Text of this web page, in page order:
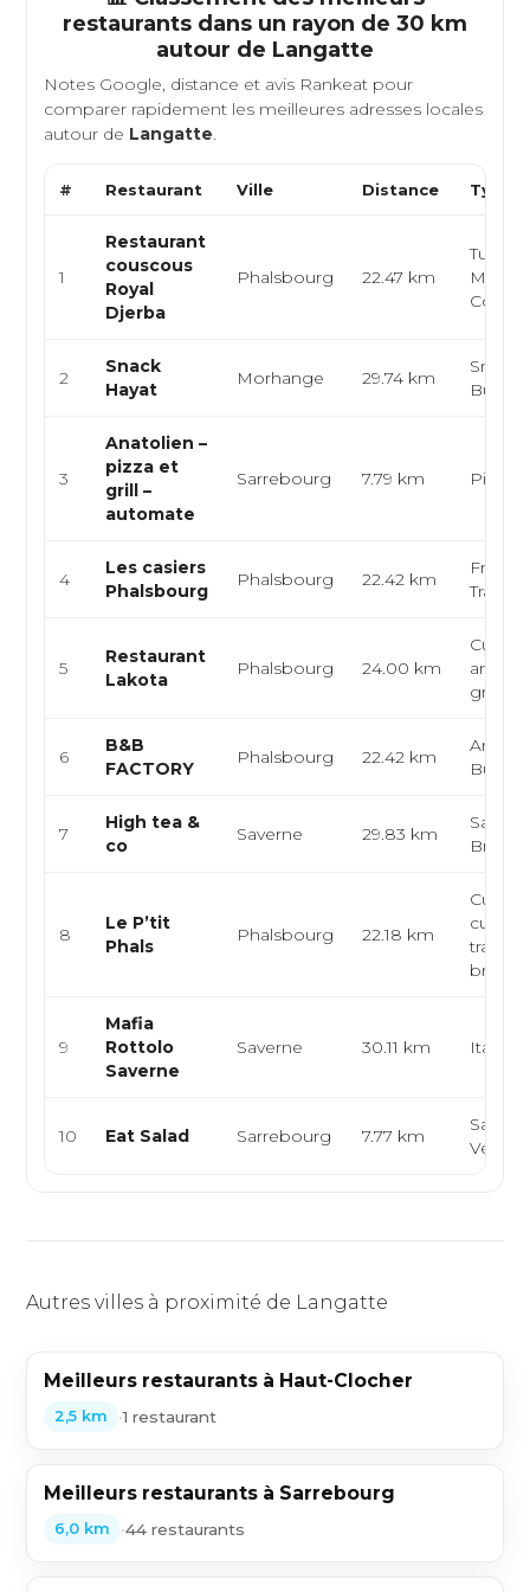
restaurants dans un rayon de 30 km
autour de Langatte
Notes Google, distance et avis Rankeat pour
comparer rapidement les meilleures adresses locales
autour de Langatte.
# Restaurant Ville Distance Type
1
Restaurant
couscous
Royal
Djerba
Phalsbourg 22.47 km
2
Snack
Hayat
Morhange 29.74 km
3
Anatolien –
pizza et
grill –
automate
Sarrebourg 7.79 km Pizza,
4
Les casiers
Phalsbourg
Phalsbourg 22.42 km
5
Restaurant
Lakota
Phalsbourg 24.00 km
Cuisine
6
B&B
FACTORY
Phalsbourg 22.42 km
Burger
7
High tea &
co
Saverne 29.83 km
Salon
Brunch
8
Le P’tit
Phals
Phalsbourg 22.18 km
cuisine
9
Mafia
Rottolo
Saverne
Saverne 30.11 km
10 Eat Salad Sarrebourg 7.77 km
Autres villes à proximité de Langatte
Meilleurs restaurants à Haut-Clocher
2,5 km •1 restaurant
Meilleurs restaurants à Sarrebourg
6,0 km •44 restaurants